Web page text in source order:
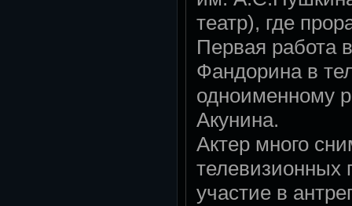
театр), где
Первая работа
Фандорина в
одноименному
Акунина.
Актер много
телевизионных
участие в